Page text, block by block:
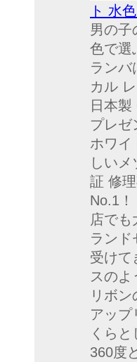
ト 水
男の子
色で選
ランバ
カル
日本
プレゼ
ホワ
しい
証 修
No.1
店で
ランド
受けて
スの
リボ
アップ
くら
360度